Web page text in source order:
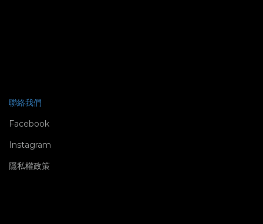
聯絡我們
Facebook
Instagram
隱私權政策